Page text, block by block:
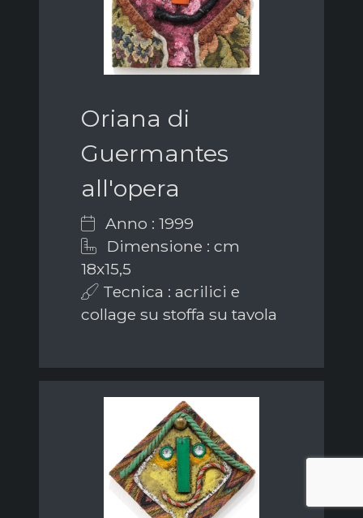
Oriana di
Guermantes
all'opera
Anno : 1999
Dimensione : cm
18x15,5
Tecnica : acrilici e
collage su stoffa su tavola